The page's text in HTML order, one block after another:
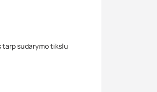
sudarymo tikslu